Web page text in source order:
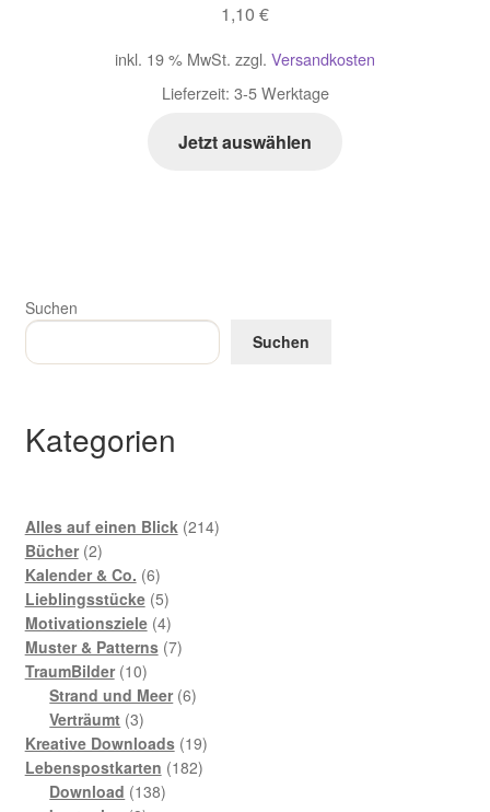
1,10 €
inkl. 19 % MwSt. zzgl. Versandkosten
Lieferzeit: 3-5 Werktage
Jetzt auswählen
Suchen
Suchen
Kategorien
Alles auf einen Blick 214214
Bücher 22
Produkte
Kalender & Co. 66
Produkte
Lieblingsstücke 55
Produkte
Motivationsziele 44
Produkte
Muster & Patterns 77
TraumBilder 1010
Produkte
Strand und Meer 66
Verträumt 33
Produkte
Kreative Downloads 1919
Produkte
Lebenspostkarten 182182
Download 138138